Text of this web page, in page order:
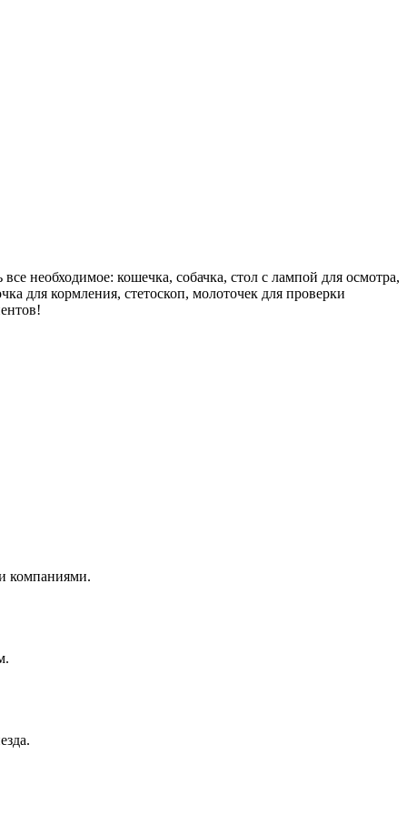
необходимое: кошечка, собачка, стол с лампой для осмотра,
для кормления, стетоскоп, молоточек для проверки
компаниями.